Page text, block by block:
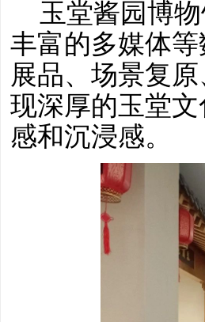
玉堂酱园博
丰富的多媒体
展品、场景复
现深厚的玉堂
感和沉浸感。